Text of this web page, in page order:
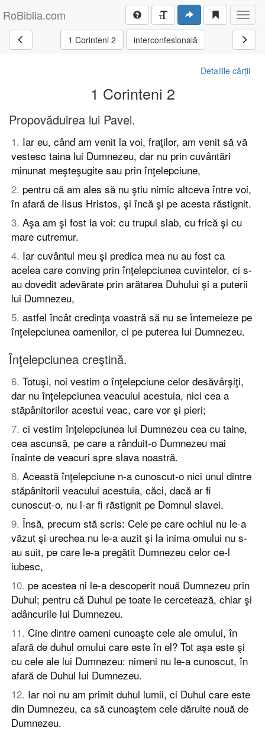
RoBiblia.com
1 Corinteni 2 interconfesională
Detaliile cărții
1 Corinteni 2
Propovăduirea lui Pavel.
1. Iar eu, când am venit la voi, fraţilor, am venit să vă
vestesc taina lui Dumnezeu, dar nu prin cuvântări
minunat meşteşugite sau prin înţelepciune,
2. pentru că am ales să nu ştiu nimic altceva între voi,
în afară de Iisus Hristos, şi încă şi pe acesta răstignit.
3. Aşa am şi fost la voi: cu trupul slab, cu frică şi cu
mare cutremur.
4. Iar cuvântul meu şi predica mea nu au fost ca
acelea care conving prin înţelepciunea cuvintelor, ci s-
au dovedit adevărate prin arătarea Duhului şi a puterii
lui Dumnezeu,
5. astfel încât credinţa voastră să nu se întemeieze pe
înţelepciunea oamenilor, ci pe puterea lui Dumnezeu.
Înţelepciunea creştină.
6. Totuşi, noi vestim o înţelepciune celor desăvârşiţi,
dar nu înţelepciunea veacului acestuia, nici cea a
stăpânitorilor acestui veac, care vor şi pieri;
7. ci vestim înţelepciunea lui Dumnezeu cea cu taine,
cea ascunsă, pe care a rânduit-o Dumnezeu mai
înainte de veacuri spre slava noastră.
8. Această înţelepciune n-a cunoscut-o nici unul dintre
stăpânitorii veacului acestuia, căci, dacă ar fi
cunoscut-o, nu l-ar fi răstignit pe Domnul slavei.
9. Însă, precum stă scris: Cele pe care ochiul nu le-a
văzut şi urechea nu le-a auzit şi la inima omului nu s-
au suit, pe care le-a pregătit Dumnezeu celor ce-l
iubesc,
10. pe acestea ni le-a descoperit nouă Dumnezeu prin
Duhul; pentru că Duhul pe toate le cercetează, chiar şi
adâncurile lui Dumnezeu.
11. Cine dintre oameni cunoaşte cele ale omului, în
afară de duhul omului care este în el? Tot aşa este şi
cu cele ale lui Dumnezeu: nimeni nu le-a cunoscut, în
afară de Duhul lui Dumnezeu.
12. Iar noi nu am primit duhul lumii, ci Duhul care este
din Dumnezeu, ca să cunoaştem cele dăruite nouă de
Dumnezeu.